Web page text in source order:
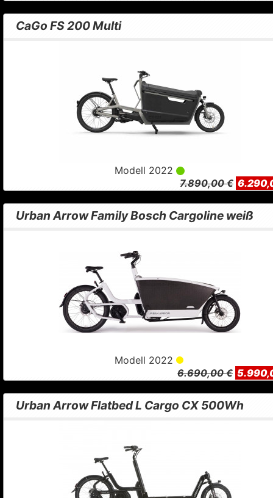
CaGo FS 200 Multi
Modell 2022
7.890,00 €
Urban Arrow Family Bosch Cargoline weiß
Modell 2022
6.690,00 €
Urban Arrow Flatbed L Cargo CX 500Wh